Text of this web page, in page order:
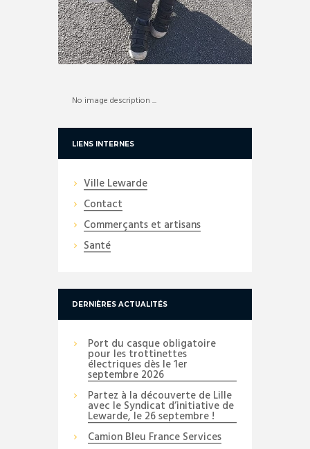
No image description ...
LIENS INTERNES
Ville Lewarde
Contact
Commerçants et artisans
Santé
DERNIÈRES ACTUALITÉS
Port du casque obligatoire
pour les trottinettes
électriques dès le 1er
septembre 2026
Partez à la découverte de Lille
avec le Syndicat d’initiative de
Lewarde, le 26 septembre !
Camion Bleu France Services